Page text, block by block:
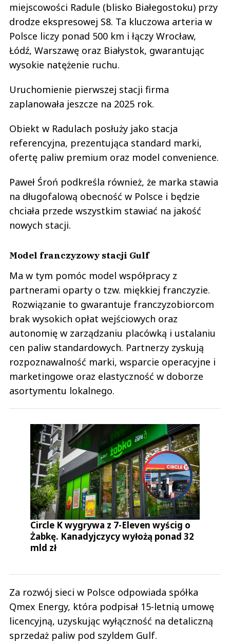
miejscowości Radule (blisko Białegostoku) przy
drodze ekspresowej S8. Ta kluczowa arteria w
Polsce liczy ponad 500 km i łączy Wrocław,
Łódź, Warszawę oraz Białystok, gwarantując
wysokie natężenie ruchu.
Uruchomienie pierwszej stacji firma
zaplanowała jeszcze na 2025 rok.
Obiekt w Radulach posłuży jako stacja
referencyjna, prezentująca standard marki,
ofertę paliw premium oraz model convenience.
Paweł Śroń podkreśla również, że marka stawia
na długofalową obecność w Polsce i będzie
chciała przede wszystkim stawiać na jakość
nowych stacji.
Model franczyzowy stacji Gulf
Ma w tym pomóc model współpracy z
partnerami oparty o tzw. miękkiej franczyzie.
Rozwiązanie to gwarantuje franczyzobiorcom
brak wysokich opłat wejściowych oraz
autonomię w zarządzaniu placówką i ustalaniu
cen paliw standardowych. Partnerzy zyskują
rozpoznawalność marki, wsparcie operacyjne i
marketingowe oraz elastyczność w doborze
asortymentu lokalnego.
Circle K wygrywa z 7-Eleven wyścig o
Żabkę. Kanadyjczycy wyłożą ponad 32
mld zł
Za rozwój sieci w Polsce odpowiada spółka
Qmex Energy, która podpisał 15-letnią umowę
licencyjną, uzyskując wyłączność na detaliczną
sprzedaż paliw pod szyldem Gulf.